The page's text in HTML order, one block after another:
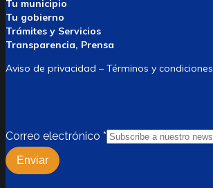
Tu municipio
Tu gobierno
Trámites y Servicios
Transparencia, Prensa
Aviso de privacidad – Términos y condiciones
Correo electrónico *
Enviar